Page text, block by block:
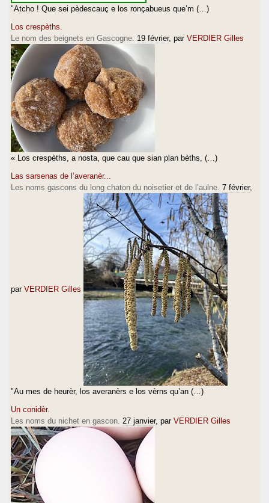
"Atcho ! Que sei pèdescauç e los ronçabueus que’m (…)
Los crespèths.
Le nom des beignets en Gascogne. 19 février, par VERDIER Gilles
« Los crespèths, a nosta, que cau que sian plan bèths, (…)
Las sarsenas de l’averanèr...
Les noms gascons du long chaton du noisetier et de l’aulne. 7 février,
par VERDIER Gilles
"Au mes de heurèr, los averanèrs e los vèrns qu’an (…)
Un conidèr.
Les noms du nichet en gascon. 27 janvier, par VERDIER Gilles